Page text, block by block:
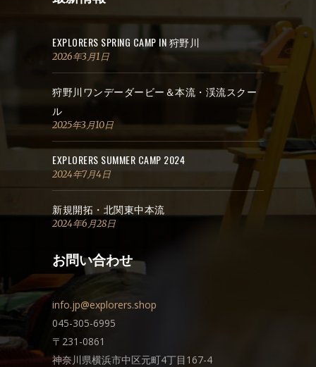
EXPLORERS SPRING CAMP IN 狩野川
2026年3月1日
狩野川ワンデーダービー＆本流・渓流スクー
ル
2025年3月10日
EXPLORERS SUMMER CAMP 2024
2024年7月4日
新規開拓・北関東中本流
2024年6月28日
お問い合わせ
info.jp@explorers.shop
045-305-6995
〒231-0861
神奈川県横浜市中区元町4丁目167-4